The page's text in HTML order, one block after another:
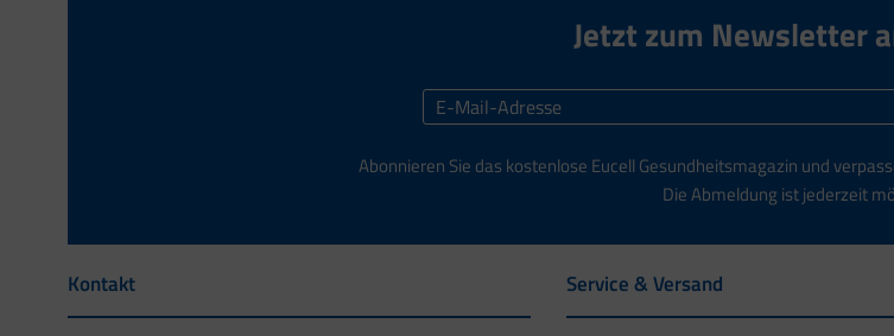
Jetzt zum Newsletter
Abonnieren Sie das kostenlose Eucell Gesundheitsmagazin und
Die Abmeldung ist jederzeit
Kontakt Service & Versand